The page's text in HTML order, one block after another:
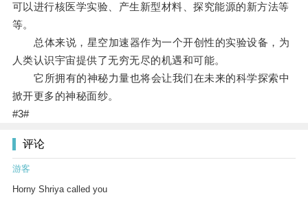
可以进行核医学实验、产生新型材料、探究能源的新方法等
等。
总体来说，星空加速器作为一个开创性的实验设备，为
人类认识宇宙提供了无穷无尽的机遇和可能。
它所拥有的神秘力量也将会让我们在未来的科学探索中
掀开更多的神秘面纱。
#3#
评论
游客
Horny Shriya called you